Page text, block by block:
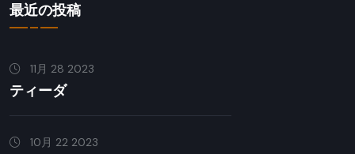
最近の投稿
11月 28 2023
ティーダ
10月 22 2023